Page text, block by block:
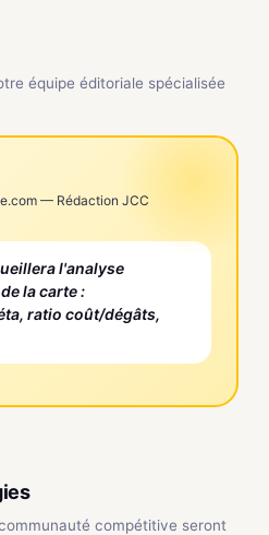
équipe éditoriale spécialisée
— Rédaction JCC
l'analyse
la carte :
ratio coût/dégâts,
compétitive seront